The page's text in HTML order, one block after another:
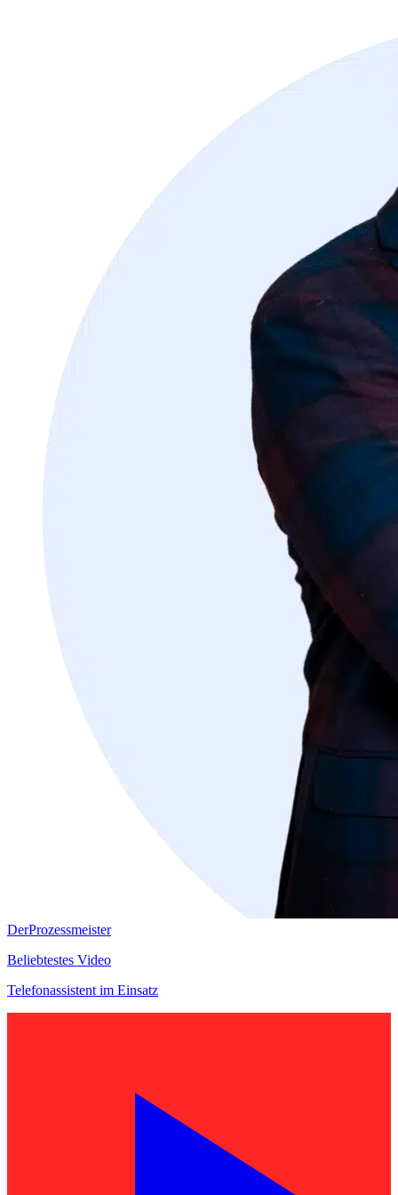
DerProzessmeister
Beliebtestes Video
Telefonassistent im Einsatz